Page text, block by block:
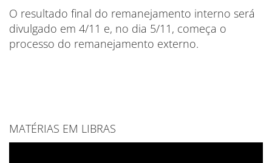
O resultado final do remanejamento interno será
divulgado em 4/11 e, no dia 5/11, começa o
processo do remanejamento externo.
MATÉRIAS EM LIBRAS